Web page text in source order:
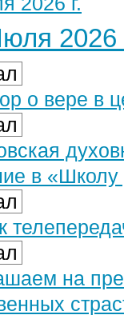
2026
о вере в
в «Школу
на